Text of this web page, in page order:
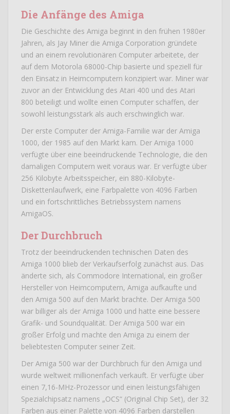
Die Anfänge des Amiga
Die Geschichte des Amiga beginnt in den frühen 1980er
Jahren, als Jay Miner die Amiga Corporation gründete
und an einem revolutionären Computer arbeitete, der
auf dem Motorola 68000-Chip basierte und speziell für
den Einsatz in Heimcomputern konzipiert war. Miner war
zuvor an der Entwicklung des Atari 400 und des Atari
800 beteiligt und wollte einen Computer schaffen, der
sowohl leistungsstark als auch erschwinglich war.
Der erste Computer der Amiga-Familie war der Amiga
1000, der 1985 auf den Markt kam. Der Amiga 1000
verfügte über eine beeindruckende Technologie, die den
damaligen Computern weit voraus war. Er verfügte über
256 Kilobyte Arbeitsspeicher, ein 880-Kilobyte-
Diskettenlaufwerk, eine Farbpalette von 4096 Farben
und ein fortschrittliches Betriebssystem namens
AmigaOS.
Der Durchbruch
Trotz der beeindruckenden technischen Daten des
Amiga 1000 blieb der Verkaufserfolg zunächst aus. Das
änderte sich, als Commodore International, ein großer
Hersteller von Heimcomputern, Amiga aufkaufte und
den Amiga 500 auf den Markt brachte. Der Amiga 500
war billiger als der Amiga 1000 und hatte eine bessere
Grafik- und Soundqualität. Der Amiga 500 war ein
großer Erfolg und machte den Amiga zu einem der
beliebtesten Computer seiner Zeit.
Der Amiga 500 war der Durchbruch für den Amiga und
wurde weltweit millionenfach verkauft. Er verfügte über
einen 7,16-MHz-Prozessor und einen leistungsfähigen
Spezialchipsatz namens „OCS“ (Original Chip Set), der 32
Farben aus einer Palette von 4096 Farben darstellen